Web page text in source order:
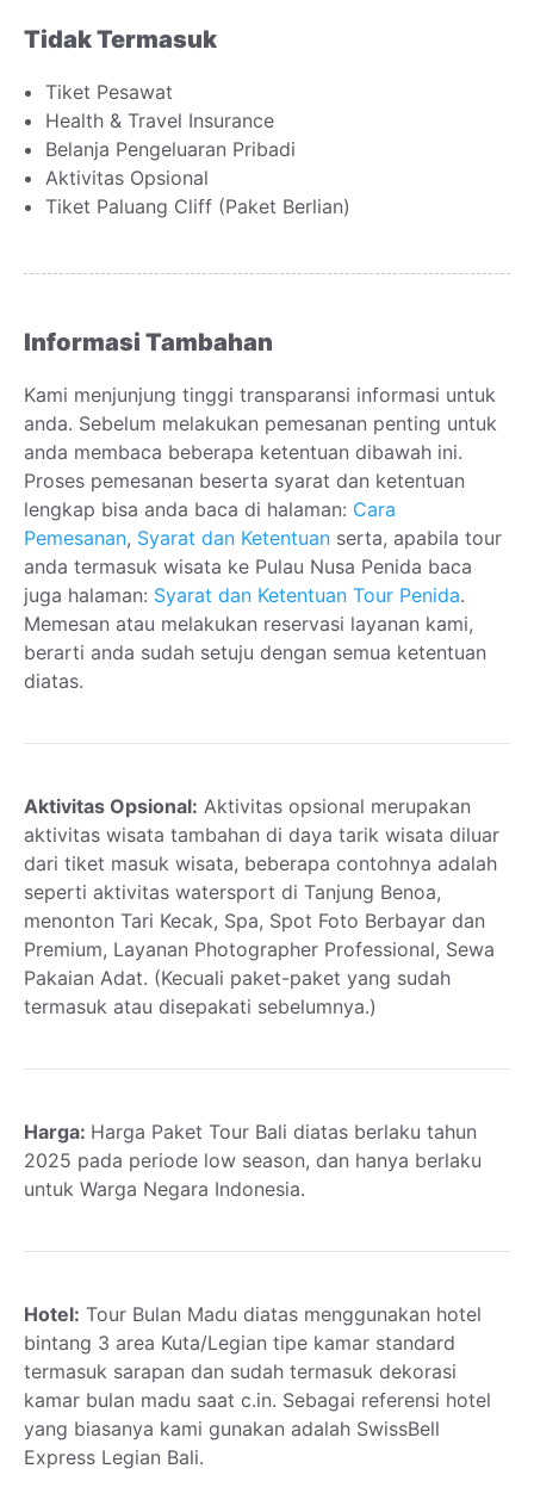
Tidak Termasuk
Tiket Pesawat
Health & Travel Insurance
Belanja Pengeluaran Pribadi
Aktivitas Opsional
Tiket Paluang Cliff (Paket Berlian)
Informasi Tambahan
Kami menjunjung tinggi transparansi informasi untuk
anda. Sebelum melakukan pemesanan penting untuk
anda membaca beberapa ketentuan dibawah ini.
Proses pemesanan beserta syarat dan ketentuan
lengkap bisa anda baca di halaman: Cara
Pemesanan, Syarat dan Ketentuan serta, apabila tour
anda termasuk wisata ke Pulau Nusa Penida baca
juga halaman: Syarat dan Ketentuan Tour Penida.
Memesan atau melakukan reservasi layanan kami,
berarti anda sudah setuju dengan semua ketentuan
diatas.
Aktivitas Opsional: Aktivitas opsional merupakan
aktivitas wisata tambahan di daya tarik wisata diluar
dari tiket masuk wisata, beberapa contohnya adalah
seperti aktivitas watersport di Tanjung Benoa,
menonton Tari Kecak, Spa, Spot Foto Berbayar dan
Premium, Layanan Photographer Professional, Sewa
Pakaian Adat. (Kecuali paket-paket yang sudah
termasuk atau disepakati sebelumnya.)
Harga: Harga Paket Tour Bali diatas berlaku tahun
2025 pada periode low season, dan hanya berlaku
untuk Warga Negara Indonesia.
Hotel: Tour Bulan Madu diatas menggunakan hotel
bintang 3 area Kuta/Legian tipe kamar standard
termasuk sarapan dan sudah termasuk dekorasi
kamar bulan madu saat c.in. Sebagai referensi hotel
yang biasanya kami gunakan adalah SwissBell
Express Legian Bali.